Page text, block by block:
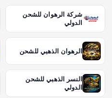
شركة الرهوان للشحن
الدولي
الرهوان الذهبي للشحن
النسر الذهبي للشحن
الدولي